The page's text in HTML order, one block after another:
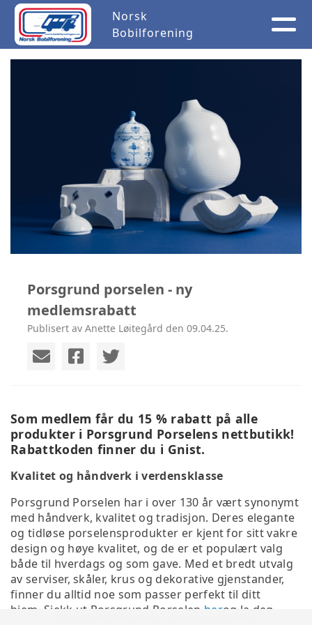
Norsk
Bobilforening
Porsgrund porselen - ny
medlemsrabatt
Publisert av Anette Løitegård den 09.04.25.
Som medlem får du 15 % rabatt på alle
produkter i Porsgrund Porselens nettbutikk!
Rabattkoden finner du i Gnist.
Kvalitet og håndverk i verdensklasse
Porsgrund Porselen har i over 130 år vært synonymt
med håndverk, kvalitet og tradisjon. Deres elegante
og tidløse porselensprodukter er kjent for sitt vakre
design og høye kvalitet, og de er et populært valg
både til hverdags og som gave. Med et bredt utvalg
av serviser, skåler, krus og dekorative gjenstander,
finner du alltid noe som passer perfekt til ditt
hjem. Sjekk ut Porsgrund Porselen herog la deg